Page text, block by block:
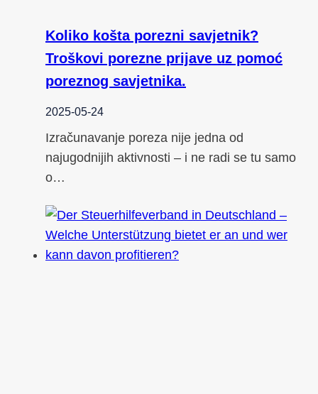
Koliko košta porezni savjetnik?
Troškovi porezne prijave uz pomoć
poreznog savjetnika.
2025-05-24
Izračunavanje poreza nije jedna od
najugodnijih aktivnosti – i ne radi se tu samo
o…